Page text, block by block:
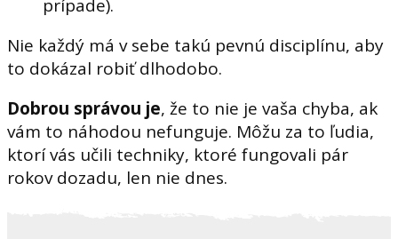
prípade).
Nie každý má v sebe takú pevnú disciplínu, aby
to dokázal robiť dlhodobo.
Dobrou správou je, že to nie je vaša chyba, ak
vám to náhodou nefunguje. Môžu za to ľudia,
ktorí vás učili techniky, ktoré fungovali pár
rokov dozadu, len nie dnes.